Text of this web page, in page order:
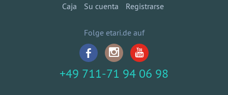
Caja Su cuenta Registrarse
Folge etari.de auf
+49 711-71 94 06 98